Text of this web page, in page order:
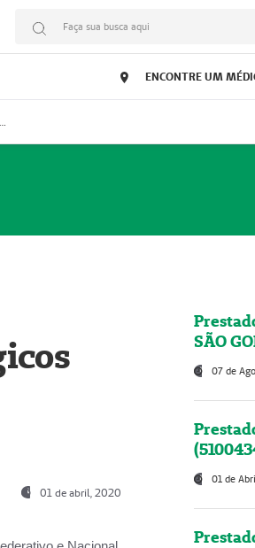
Faça sua busca aqui
ENCONTRE UM
Prestador Decordis Exames Cardiológicos LTDA (51004347-4)
01 de abril, 2020
SÃO
07 de
01 de